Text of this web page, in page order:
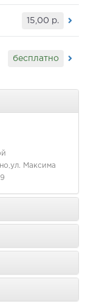
15,00 р.
бесплатно
Максима